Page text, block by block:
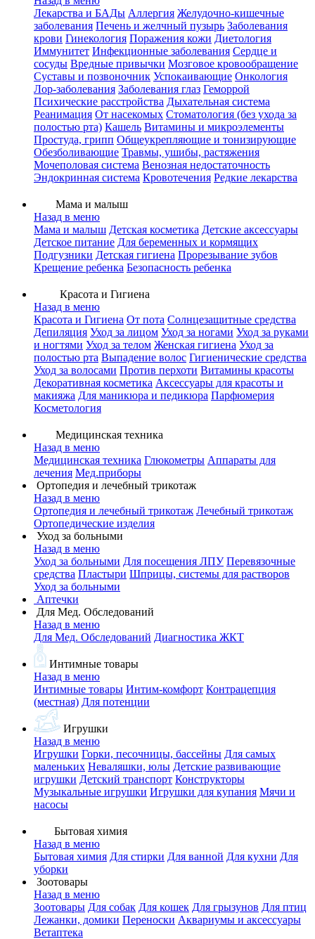
Лекарства и БАДы Аллергия Желудочно-кишечные
заболевания Печень и желчный пузырь Заболевания
крови Гинекология Поражения кожи Диетология
Иммунитет Инфекционные заболевания Сердце и
сосуды Вредные привычки Мозговое кровообращение
Суставы и позвоночник Успокаивающие Онкология
Лор-заболевания Заболевания глаз Геморрой
Психические расстройства Дыхательная система
Реанимация От насекомых Стоматология (без ухода за
полостью рта) Кашель Витамины и микроэлементы
Простуда, грипп Общеукрепляющие и тонизирующие
Обезболивающие Травмы, ушибы, растяжения
Мочеполовая система Венозная недостаточность
Эндокринная система Кровотечения Редкие лекарства
Мама и малыш
Назад в меню
Мама и малыш Детская косметика Детские аксессуары
Детское питание Для беременных и кормящих
Подгузники Детская гигиена Прорезывание зубов
Крещение ребенка Безопасность ребенка
Красота и Гигиена
Назад в меню
Красота и Гигиена От пота Солнцезащитные средства
Депиляция Уход за лицом Уход за ногами Уход за руками
и ногтями Уход за телом Женская гигиена Уход за
полостью рта Выпадение волос Гигиенические средства
Уход за волосами Против перхоти Витамины красоты
Декоративная косметика Аксессуары для красоты и
макияжа Для маникюра и педикюра Парфюмерия
Косметология
Медицинская техника
Назад в меню
Медицинская техника Глюкометры Аппараты для
лечения Мед.приборы
Ортопедия и лечебный трикотаж
Назад в меню
Ортопедия и лечебный трикотаж Лечебный трикотаж
Ортопедические изделия
Уход за больными
Назад в меню
Уход за больными Для посещения ЛПУ Перевязочные
средства Пластыри Шприцы, системы для растворов
Уход за больными
Аптечки
Для Мед. Обследований
Назад в меню
Для Мед. Обследований Диагностика ЖКТ
Интимные товары
Назад в меню
Интимные товары Интим-комфорт Контрацепция
(местная) Для потенции
Игрушки
Назад в меню
Игрушки Горки, песочницы, бассейны Для самых
маленьких Неваляшки, юлы Детские развивающие
игрушки Детский транспорт Конструкторы
Музыкальные игрушки Игрушки для купания Мячи и
насосы
Бытовая химия
Назад в меню
Бытовая химия Для стирки Для ванной Для кухни Для
уборки
Зоотовары
Назад в меню
Зоотовары Для собак Для кошек Для грызунов Для птиц
Лежанки, домики Переноски Аквариумы и аксессуары
Ветаптека